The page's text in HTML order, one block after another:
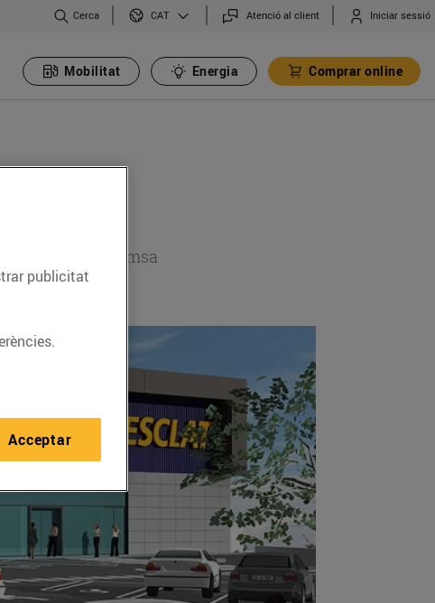
Cerca CAT Atenció al client Iniciar sessió
Mobilitat Energia Comprar online
secció de premsa
publicitat
Acceptar